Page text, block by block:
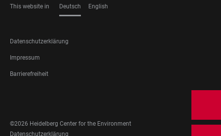
This website in Deutsch English
FOOTER
LEGAL
Datenschutzerklärung
Impressum
Barrierefreiheit
MEDIA
©2026 Heidelberg Center for the Environment
Datenschutzerklärung